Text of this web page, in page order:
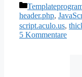
Kategorien
header.php,
script.aculo.us,
5 Kommentare